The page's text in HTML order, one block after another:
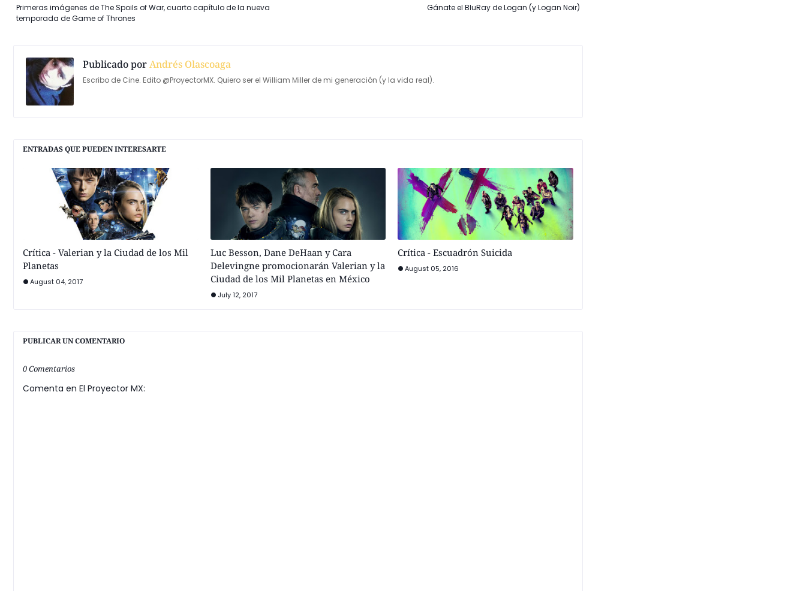
Gánate el BluRay de Logan (y Logan Noir)
Primeras imágenes de The Spoils of War, cuarto capítulo de la nueva
temporada de Game of Thrones
Publicado porAndrés Olascoaga
Escribo de Cine. Edito @ProyectorMX. Quiero ser el William Miller de mi generación (y la vida real).
ENTRADAS QUE PUEDEN INTERESARTE
Crítica - Valerian y la Ciudad de los Mil
Planetas
August 04, 2017
Luc Besson, Dane DeHaan y Cara
Delevingne promocionarán Valerian y la
Ciudad de los Mil Planetas en México
July 12, 2017
Crítica - Escuadrón Suicida
August 05, 2016
PUBLICAR UN COMENTARIO
0 Comentarios
Comenta en El Proyector MX: